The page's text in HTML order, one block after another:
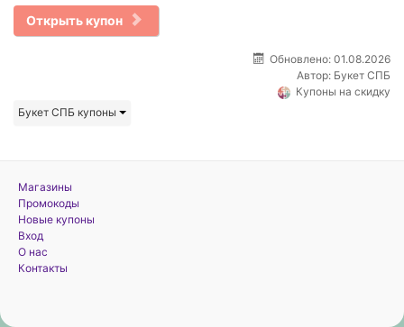
Открыть купон
Обновлено: 01.08.2026
Автор: Букет СПБ
Купоны на скидку
Букет СПБ купоны
Магазины
Промокоды
Новые купоны
Вход
О нас
Контакты